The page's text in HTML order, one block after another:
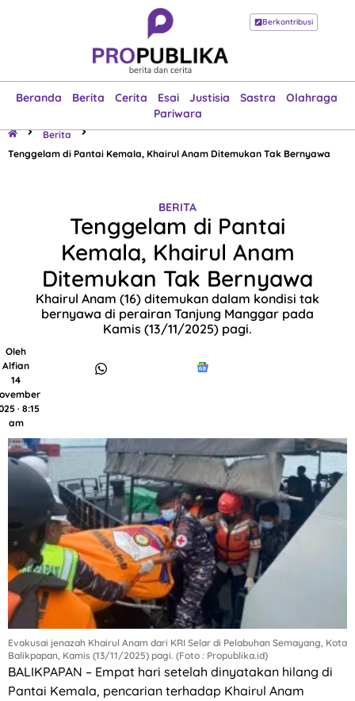
Berkontribusi
Beranda Berita Cerita Esai Justisia Sastra
Olahraga
Pariwara
Beranda
Esai
Justisia
Sastra
Olahraga
Pariwara
Berita
Tenggelam di Pantai Kemala, Khairul Anam Ditemukan Tak Bernyawa
BERITA
Tenggelam di Pantai
Kemala, Khairul Anam
Ditemukan Tak Bernyawa
Khairul Anam (16) ditemukan dalam kondisi tak
bernyawa di perairan Tanjung Manggar pada
Kamis (13/11/2025) pagi.
Oleh
Alfian
14
· 8:15
am
Evakusai jenazah Khairul Anam dari KRI Selar di Pelabuhan Semayang, Kota
Balikpapan, Kamis (13/11/2025) pagi. (Foto : Propublika.id)
BALIKPAPAN – Empat hari setelah dinyatakan hilang di
Pantai Kemala, pencarian terhadap Khairul Anam